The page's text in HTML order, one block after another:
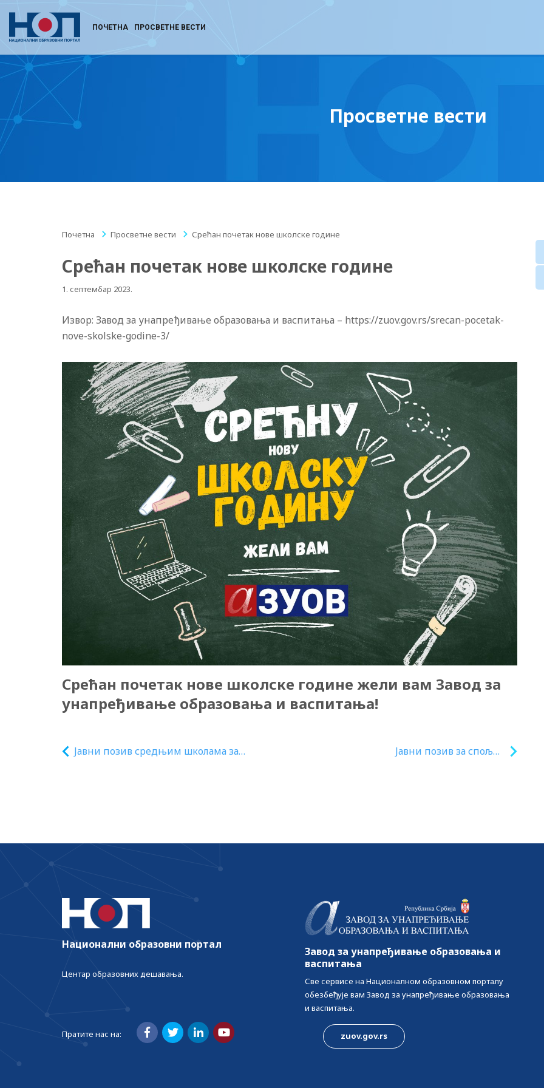
ПОЧЕТНА ПРОСВЕТНЕ ВЕСТИ
Просветне вести
Почетна / Просветне вести / Срећан почетак нове школске године
Срећан почетак нове школске године
1. септембар 2023.
Извор: Завод за унапређивање образовања и васпитања – https://zuov.gov.rs/srecan-pocetak-
nove-skolske-godine-3/
Срећан почетак нове школске године жели вам Завод за
унапређивање образовања и васпитања!
Јавни позив средњим школама за
Јавни позив за спољне
Национални образовни портал
Центар образовних дешавања.
Завод за унапређивање образовања и
васпитања
Све сервисе на Националном образовном порталу
обезбеђује вам Завод за унапређивање образовања
и васпитања.
zuov.gov.rs
Пратите нас на: